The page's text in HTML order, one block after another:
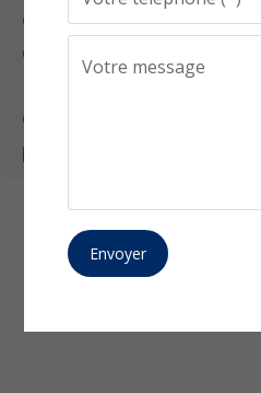
développeur front et
quant à la
rapport à la charge de
chose est sûre, vous
projet dédié
Envoyer